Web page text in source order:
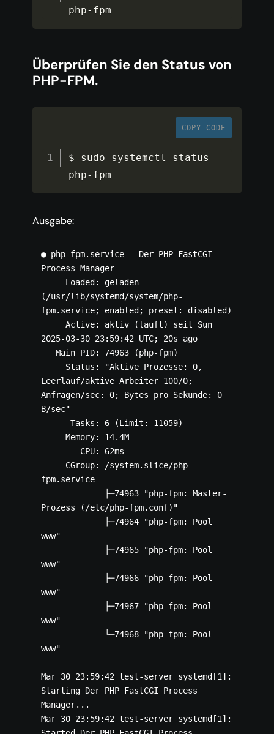
php- fpm
Überprüfen Sie den Status von
PHP-FPM.
COPY CODE
$ sudo systemctl status
php- fpm
Ausgabe:
● php-fpm.service - Der PHP FastCGI
Process Manager
(/usr/lib/systemd/system/php-
fpm.service; enabled; preset: disabled)
     Active: aktiv (läuft) seit Sun
2025-03-30 23:59:42 UTC; 20s ago
   Main PID: 74963 (php-fpm)
Leerlauf/aktive Arbeiter 100/0;
Anfragen/sec: 0; Bytes pro Sekunde: 0
B/sec"
      Tasks: 6 (Limit: 11059)
     Memory: 14.4M
fpm.service
Prozess (/etc/php-fpm.conf)"
www"
www"
www"
www"
www"
Mar 30 23:59:42 test-server systemd[1]:
Starting Der PHP FastCGI Process
Manager...
Mar 30 23:59:42 test-server systemd[1]: